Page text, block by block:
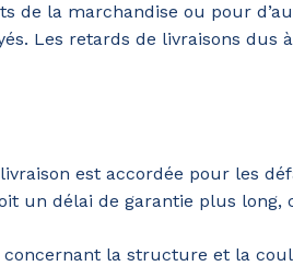
la marchandise ou pour
Les retards de livraisons
est accordée pour les
un délai de garantie plus long,
la structure et la